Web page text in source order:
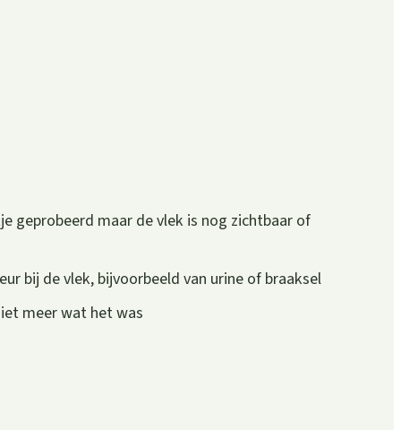
geprobeerd maar de vlek is nog zichtbaar of
bij de vlek, bijvoorbeeld van urine of braaksel
meer wat het was